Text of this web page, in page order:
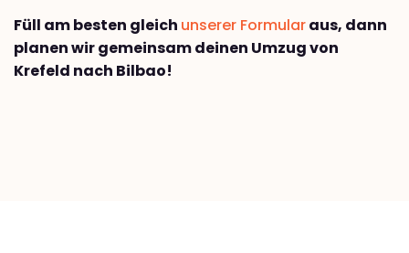
Füll am besten gleich unserer Formularaus, dann
planen wir gemeinsam deinen Umzug von
Krefeld nach Bilbao!